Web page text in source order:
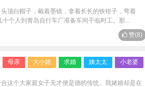
顶白帽子，戴着墨镜，拿着长长的铁钳子，弯着
个人到青岛自行车厂准备车间干临时工。那...
赞(8)
母亲 大小姐 求婚 姨太太 小老婆
这个大家庭女子无才便是德的传统。我姥娘却是在